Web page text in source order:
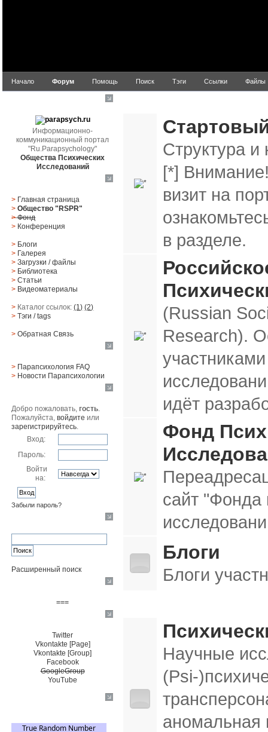
Начало Форум Помощь Поиск Тэги Ссылки Файлы
Информационно-
коммуникационный портал
"Ru.Parapsychology"
Общества Психических
Исследований
> Главная страница
> Общество "RSPR"
> Фонд
> Конференция
> Блоги
> Галерея
> Загрузки/файлы
> Библиотека
> Статьи
> Видеоматериалы
> Каталог ссылок:(1) (2)
> Тэги/ tags
> Обратная Cвязь
> Парапсихология FAQ
> Новости Парапсихологии
Добро пожаловать,гость.
Пожалуйста,войдите или
зарегистрируйтесь.
Вход:
Пароль:
Войти
на:
Забыли пароль?
Расширенный поиск
===
Twitter
Vkontakte [Page]
Vkontakte [Group]
Facebook
GoogleGroup
YouTube
Структура
[*]
визит на
в разделе.
(Russian
Research).
идёт
Фонд
сайт "Фонда
Блоги
Блоги
Научные
(Psi-
аномальная